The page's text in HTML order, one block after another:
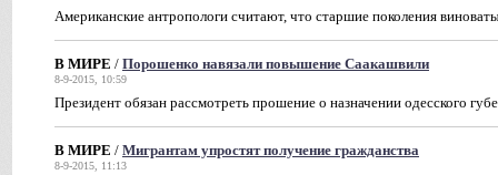
Американские антропологи считают, что старшие поколения
В МИРЕ / Порошенко навязали повышение Саакашвили
8-9-2015, 10:59
Президент обязан рассмотреть прошение о назначении одесского
В МИРЕ / Мигрантам упростят получение гражданства
8-9-2015, 11:13